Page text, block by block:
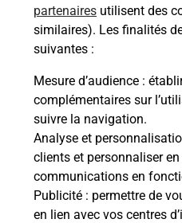
partenaires utilisent des
similaires). Les finalités
suivantes :
Mesure d’audience :
complémentaires sur
suivre la navigation.
Analyse et
clients et personnaliser
communications en
Publicité : permettre de
en lien avec vos centres
Malin !
La Poste
en ligne
Ouvert 24h/24
En savoir plus